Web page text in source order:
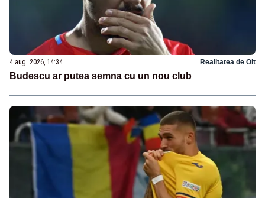
4 aug. 2026, 14:34 Realitatea de Olt
Budescu ar putea semna cu un nou club